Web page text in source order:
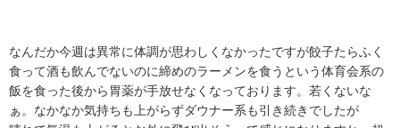
なんだか今週は異常に体調が思わしくなかったですが餃子たらふく
食って酒も飲んでないのに締めのラーメンを食うという体育会系の
飯を食った後から胃薬が手放せなくなっております。若くないな
ぁ。なかなか気持ちも上がらずダウナー系も引き続きでしたが